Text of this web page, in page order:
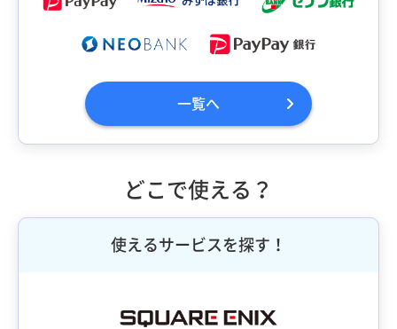
一覧へ
どこで使える？
使えるサービスを探す！